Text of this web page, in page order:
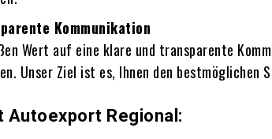
Kommunikation
Wert auf eine klare und transparente
Unser Ziel ist es, Ihnen den bestmöglichen
Regional: